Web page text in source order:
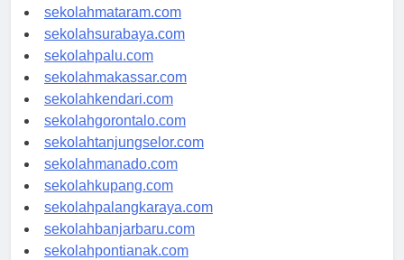
sekolahmataram.com
sekolahsurabaya.com
sekolahpalu.com
sekolahmakassar.com
sekolahkendari.com
sekolahgorontalo.com
sekolahtanjungselor.com
sekolahmanado.com
sekolahkupang.com
sekolahpalangkaraya.com
sekolahbanjarbaru.com
sekolahpontianak.com